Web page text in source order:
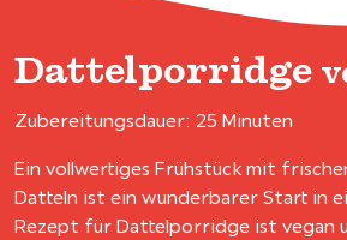
Dattelporridge
Zubereitungsdauer: 25 Minuten
Ein vollwertiges Frühstück mit
Datteln ist ein wunderbarer Start in
Rezept für Dattelporridge ist vegan